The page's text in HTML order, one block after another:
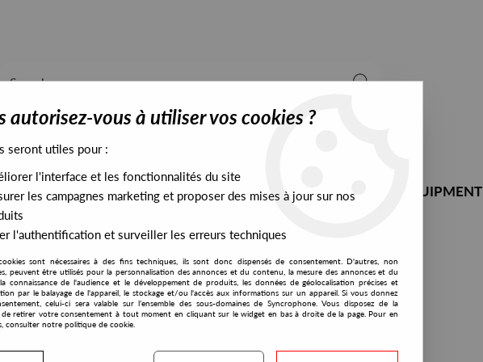
STOCK EXCLUSIVES PRESALES EXCLUSIVES DJ EQUIPMENT
Cabinet Records
Cab Drivers
Seat Belt (Reissue)
13,00 €incl. taxes
autorisez-vous à utiliser vos cookies ?
seront utiles pour :
l'interface et les fonctionnalités du site
les campagnes marketing et proposer des mises à jour sur nos
l'authentification et surveiller les erreurs techniques
sont nécessaires à des fins techniques, ils sont donc dispensés de consentement. D'autres, non
peuvent être utilisés pour la personnalisation des annonces et du contenu, la mesure des annonces et du
connaissance de l'audience et le développement de produits, les données de géolocalisation précises et
par le balayage de l'appareil, le stockage et/ou l'accès aux informations sur un appareil. Si vous donnez
celui-ci sera valable sur l’ensemble des sous-domaines de Syncrophone. Vous disposez de la
de retirer votre consentement à tout moment en cliquant sur le widget en bas à droite de la page. Pour en
consulter notre politique de cookie.